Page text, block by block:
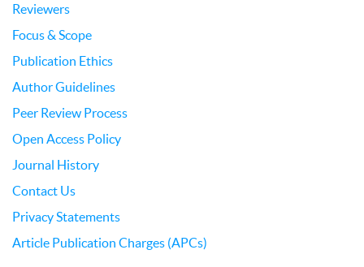
Reviewers
Focus & Scope
Publication Ethics
Author Guidelines
Peer Review Process
Open Access Policy
Journal History
Contact Us
Privacy Statements
Article Publication Charges (APCs)